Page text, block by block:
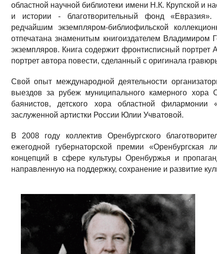
областной научной библиотеки имени Н.К. Крупской и
и истории - благотворительный фонд
редчайшим экземпляром-библиофильской
отпечатана знаменитым книгоиздателем Владимиром
экземпляров. Книга содержит фронтисписный
портрет автора повести, сделанный с оригинала
Свой опыт международной деятельности
выездов за рубеж муниципального камерного хора
баянистов, детского хора областной
заслуженной артистки России Юлии Учватовой.
В 2008 году коллектив Оренбургского
ежегодной губернаторской премии «Оренбургская
концепций в сфере культуры Оренбуржья и
направленную на поддержку, сохранение и развитие